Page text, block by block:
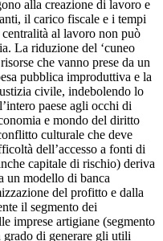
alla creazione di lavoro e
il carico fiscale e i tempi
al lavoro non può
La riduzione del ‘cuneo
che vanno prese da un
pubblica improduttiva e la
civile, indebolendo lo
paese agli occhi di
e mondo del diritto
culturale che deve
dell’accesso a fonti di
capitale di rischio) deriva
un modello di banca
del profitto e dalla
il segmento dei
imprese artigiane (segmento
grado di generare gli utili